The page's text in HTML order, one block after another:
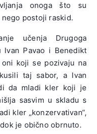
onoga što su
nego postoji raskid.
učenja Drugoga
Ivan Pavao i Benedikt
koji se pozivaju na
taj sabor, a Ivan
da mladi kler koji je
sasvim u skladu s
kler „konzervativan“,
je obično obrnuto.